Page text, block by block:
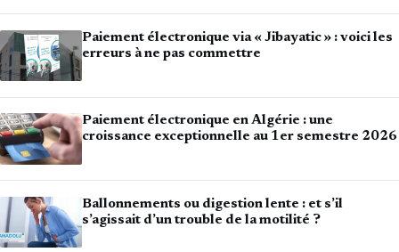
Paiement électronique via « Jibayatic » : voici les
erreurs à ne pas commettre
Paiement électronique en Algérie : une
croissance exceptionnelle au 1er semestre 2026
Ballonnements ou digestion lente : et s’il
s’agissait d’un trouble de la motilité ?